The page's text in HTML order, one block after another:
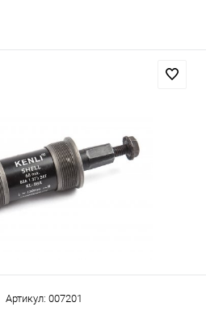
Артикул: 007201